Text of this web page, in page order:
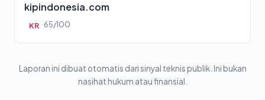
kipindonesia.com
KR 65/100
Laporan ini dibuat otomatis dari sinyal teknis publik. Ini bukan
nasihat hukum atau finansial.